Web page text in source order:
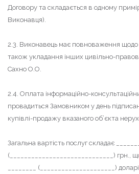
Договору та складається в одному
Виконавця).
2.3. Виконавець має повноваження щодо
також укладання інших цивільно-
Сахно О.О.
2.4. Оплата інформаційно-
провадиться Замовником у день
купівлі-продажу вказаного об’єкта
Загальна вартість послуг складає
(_____________________________) грн.,
________ (_____________________)